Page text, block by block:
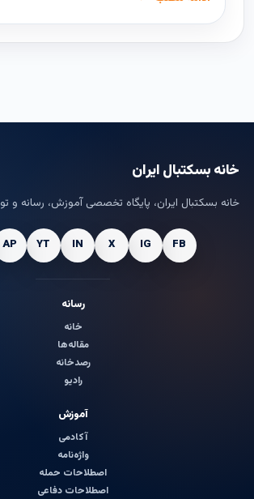
خانه بسکتبال ایران
خانه بسکتبال ایران، پایگاه تخصصی آموزش، رسانه و
رسانه
خانه
مقاله‌ها
رصدخانه
رادیو
آموزش
آکادمی
واژه‌نامه
اصطلاحات حمله
اصطلاحات دفاعی